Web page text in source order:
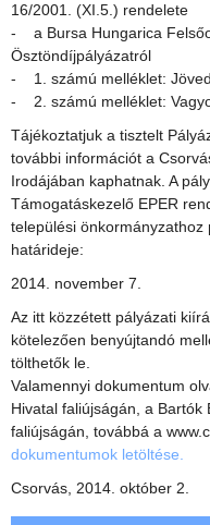
16/2001. (XI.5.) rendelete
- a Bursa Hungarica
Ösztöndíjpályázatról
- 1. számú melléklet:
- 2. számú melléklet:
Tájékoztatjuk a tisztelt
további információt a
Irodájában kaphatnak. A
Támogatáskezelő EPER
települési
határideje:
2014. november 7.
Az itt közzétett pályázati
kötelezően benyújtandó
tölthetők le.
Valamennyi dokumentum
Hivatal faliújságán, a Bartók
faliújságán, továbbá a
dokumentumok letöltése.
Csorvás, 2014. október 2.